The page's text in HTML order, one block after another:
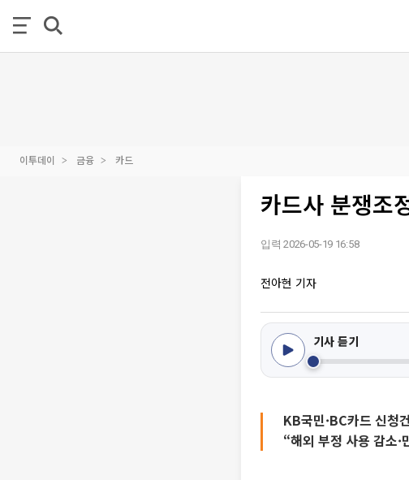
이투데이 금융 카드
카드사 분쟁조
입력 2026-05-19 16:58
전아현 기자
기사 듣기
KB국민·BC카드 신청
“해외 부정 사용 감소